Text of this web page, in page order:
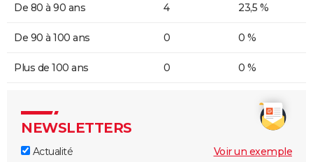
De 80 à 90 ans 4 23,5 %
De 90 à 100 ans 0 0 %
Plus de 100 ans 0 0 %
NEWSLETTERS
Actualité
Voir un exemple